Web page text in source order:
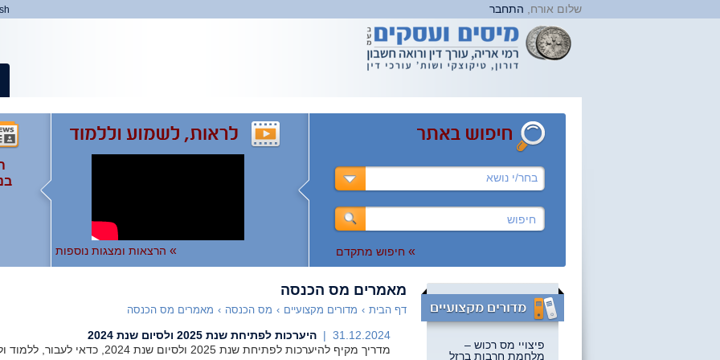
שלום אורח, התחבר
בחר/י נושא
» חיפוש מתקדם » הרצאות ומצגות נוספות
פיצויי מס רכוש –
מלחמת חרבות ברזל
מאמרים מס הכנסה
דף הבית › מדורים מקצועיים › מס הכנסה › מאמרים מס הכנסה
31.12.2024 |
היערכות לפתיחת שנת 2025 ולסיום שנת 2024
מדריך מקיף להיערכות לפתיחת שנת 2025 ולסיום שנת 2024, כדאי לעבור, ללמוד וליישם